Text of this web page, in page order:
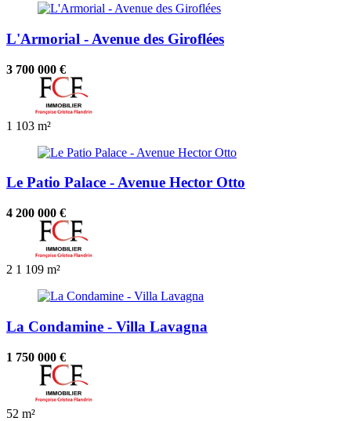
L'Armorial - Avenue des Giroflées
3 700 000 €
1 103 m²
Le Patio Palace - Avenue Hector Otto
4 200 000 €
2 1 109 m²
La Condamine - Villa Lavagna
1 750 000 €
52 m²